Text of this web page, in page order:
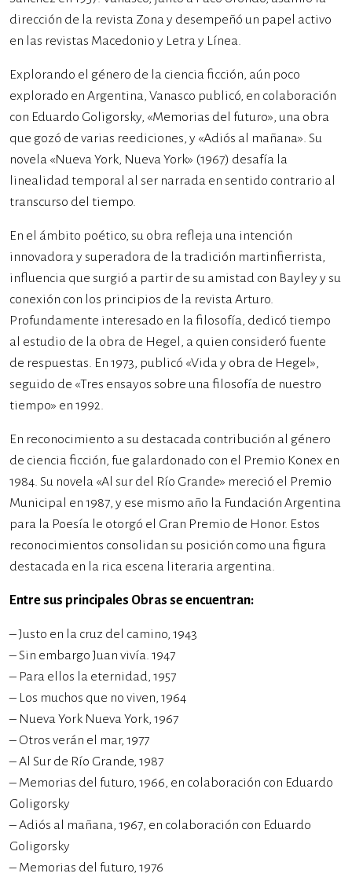
dirección de la revista Zona y desempeñó un papel activo
en las revistas Macedonio y Letra y Línea.
Explorando el género de la ciencia ficción, aún poco
explorado en Argentina, Vanasco publicó, en colaboración
con Eduardo Goligorsky, «Memorias del futuro», una obra
que gozó de varias reediciones, y «Adiós al mañana». Su
novela «Nueva York, Nueva York» (1967) desafía la
linealidad temporal al ser narrada en sentido contrario al
transcurso del tiempo.
En el ámbito poético, su obra refleja una intención
innovadora y superadora de la tradición martinfierrista,
influencia que surgió a partir de su amistad con Bayley y su
conexión con los principios de la revista Arturo.
Profundamente interesado en la filosofía, dedicó tiempo
al estudio de la obra de Hegel, a quien consideró fuente
de respuestas. En 1973, publicó «Vida y obra de Hegel»,
seguido de «Tres ensayos sobre una filosofía de nuestro
tiempo» en 1992.
En reconocimiento a su destacada contribución al género
de ciencia ficción, fue galardonado con el Premio Konex en
1984. Su novela «Al sur del Río Grande» mereció el Premio
Municipal en 1987, y ese mismo año la Fundación Argentina
para la Poesía le otorgó el Gran Premio de Honor. Estos
reconocimientos consolidan su posición como una figura
destacada en la rica escena literaria argentina.
Entre sus principales Obras se encuentran:
– Justo en la cruz del camino, 1943
– Sin embargo Juan vivía. 1947
– Para ellos la eternidad, 1957
– Los muchos que no viven, 1964
– Nueva York Nueva York, 1967
– Otros verán el mar, 1977
– Al Sur de Río Grande, 1987
– Memorias del futuro, 1966, en colaboración con Eduardo
Goligorsky
– Adiós al mañana, 1967, en colaboración con Eduardo
Goligorsky
– Memorias del futuro, 1976